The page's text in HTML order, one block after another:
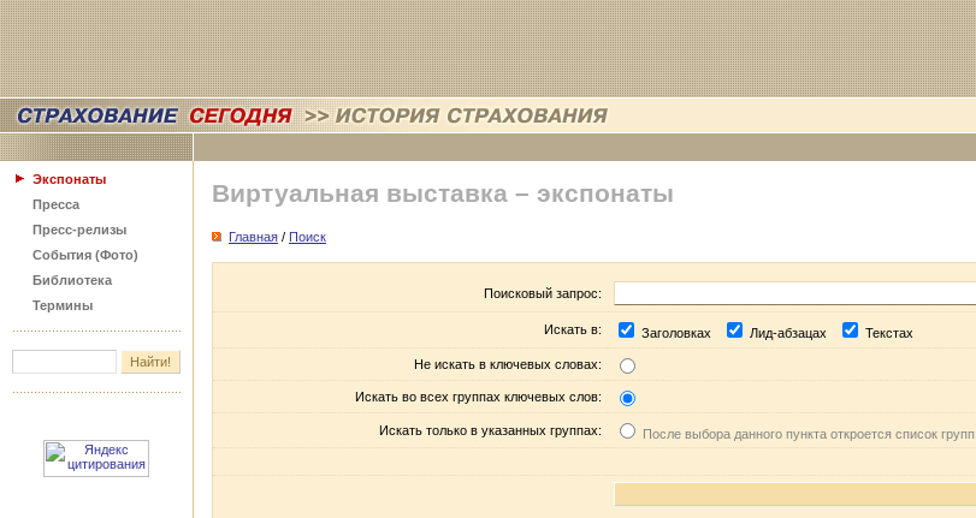
Экспонаты
Пресса
Пресс-релизы
События (Фото)
Библиотека
Термины
Виртуальная выставка – экспонаты
Главная / Поиск
Поисковый запрос:
Искать в: Заголовках Лид-абзацах Текстах
Не искать в ключевых словах:
Искать во всех группах ключевых слов:
Искать только в указанных группах: После выбора данного пункта откроется список групп